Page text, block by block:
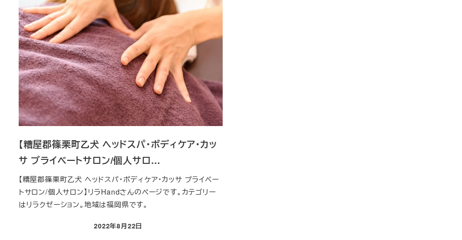
【糟屋郡篠栗町乙犬 ヘッドスパ・ボディケア・カッ
サ プライベートサロン/個人サロ…
【糟屋郡篠栗町乙犬 ヘッドスパ・ボディケア・カッサ プライベー
トサロン/個人サロン】リラHandさんのページです。カテゴリー
はリラクゼーション。地域は福岡県です。
投稿日
2022年8月22日